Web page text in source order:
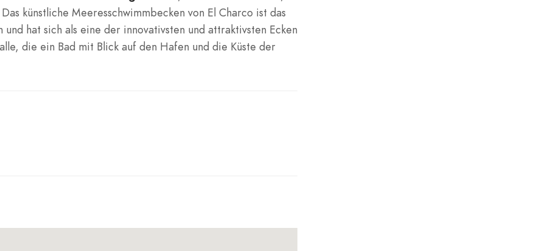
künstliche Meeresschwimmbecken von El Charco ist das
hat sich als eine der innovativsten und attraktivsten Ecken
die ein Bad mit Blick auf den Hafen und die Küste der